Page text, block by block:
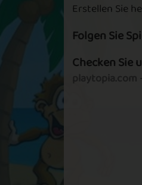
Raining
Erstellen Sie
Folgen Sie
Checken Sie